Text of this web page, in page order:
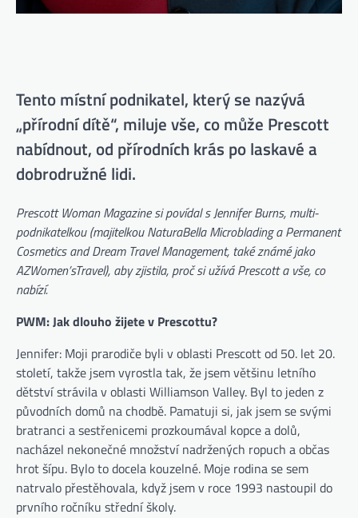
Tento místní podnikatel, který se nazývá
„přírodní dítě“, miluje vše, co může Prescott
nabídnout, od přírodních krás po laskavé a
dobrodružné lidi.
Prescott Woman Magazine si povídal s Jennifer Burns, multi-
podnikatelkou (majitelkou NaturaBella Microblading a Permanent
Cosmetics and Dream Travel Management, také známé jako
AZWomen’sTravel), aby zjistila, proč si užívá Prescott a vše, co
nabízí.
PWM: Jak dlouho žijete v Prescottu?
Jennifer: Moji prarodiče byli v oblasti Prescott od 50. let 20.
století, takže jsem vyrostla tak, že jsem většinu letního
dětství strávila v oblasti Williamson Valley. Byl to jeden z
původních domů na chodbě. Pamatuji si, jak jsem se svými
bratranci a sestřenicemi prozkoumával kopce a dolů,
nacházel nekonečné množství nadržených ropuch a občas
hrot šípu. Bylo to docela kouzelné. Moje rodina se sem
natrvalo přestěhovala, když jsem v roce 1993 nastoupil do
prvního ročníku střední školy.